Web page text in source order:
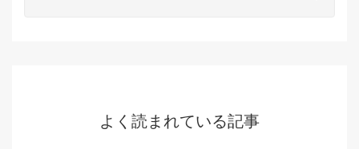
よく読まれている記事